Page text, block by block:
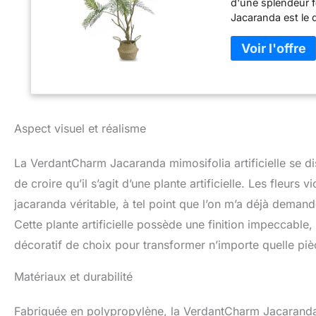
d'une splendeur
Jacaranda est le
l'année –
plante artificielle
bureaux,
muraux, ou
de vraies
avancée offrent
pendant des
dans les
Aspect visuel et réalisme
La VerdantCharm Jacaranda mimosifolia artificielle se
de croire qu’il s’agit d’une plante artificielle. Les fleurs
jacaranda véritable, à tel point que l’on m’a déjà
Cette plante artificielle possède une finition
décoratif de choix pour transformer n’importe quelle
Matériaux et durabilité
Fabriquée en polypropylène, la VerdantCharm